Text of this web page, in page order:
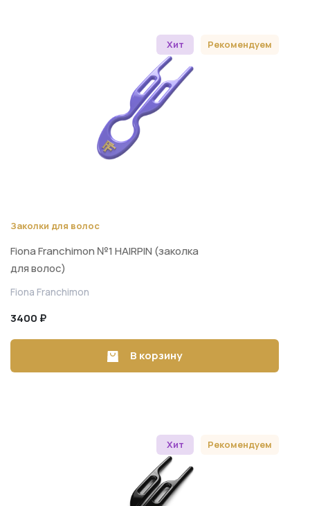
Хит Рекомендуем
Заколки для волос
Fiona Franchimon №1 HAIRPIN (заколка
для волос)
Fiona Franchimon
3400 ₽
В корзину
Хит Рекомендуем